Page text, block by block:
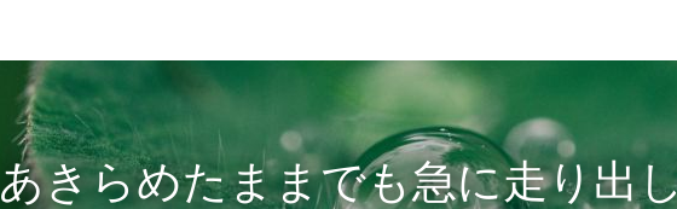
あきらめたままでも急に走り出